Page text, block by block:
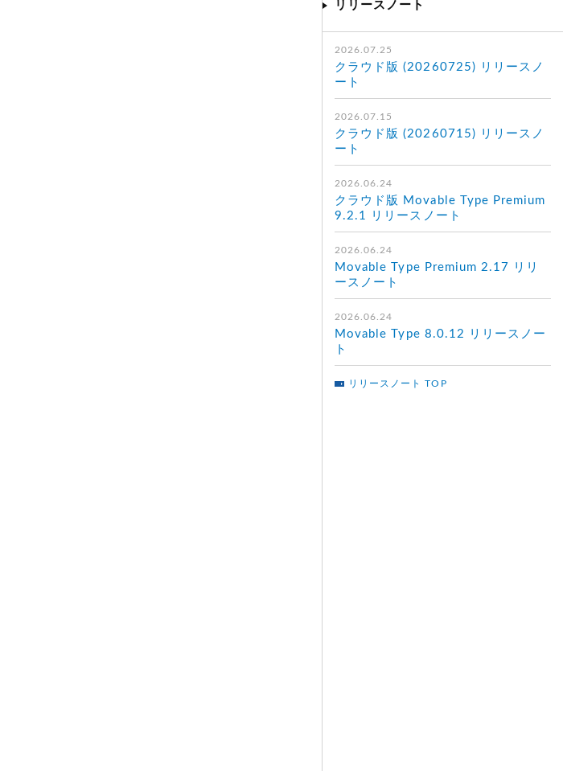
リリースノート
2026.07.25
クラウド版 (20260725) リリースノ
ート
2026.07.15
クラウド版 (20260715) リリースノ
ート
2026.06.24
クラウド版 Movable Type Premium
9.2.1 リリースノート
2026.06.24
Movable Type Premium 2.17 リリ
ースノート
2026.06.24
Movable Type 8.0.12 リリースノー
ト
リリースノート TOP